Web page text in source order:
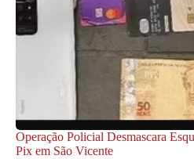
Operação Policial Desmascara
Pix em São Vicente